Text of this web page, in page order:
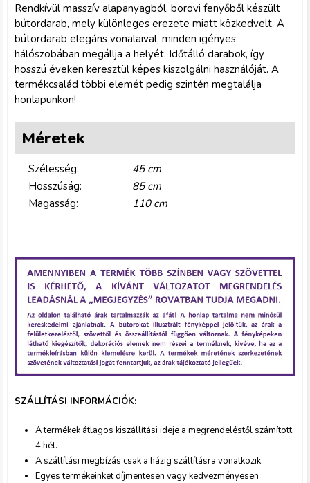
Rendkívül masszív alapanyagból, borovi fenyőből készült
bútordarab, mely különleges erezete miatt közkedvelt. A
bútordarab elegáns vonalaival, minden igényes
hálószobában megállja a helyét. Időtálló darabok, így
hosszú éveken keresztül képes kiszolgálni használóját. A
termékcsalád többi elemét pedig szintén megtalálja
honlapunkon!
Méretek
Szélesség:
45 cm
Hosszúság:
85 cm
Magasság:
110 cm
g
y
k
m
a
t
SZÁLLÍTÁSI INFORMÁCIÓK:
A termékek átlagos kiszállítási ideje a megrendeléstől számított
4 hét.
A szállítási megbízás csak a házig szállításra vonatkozik.
Egyes termékeinket díjmentesen vagy kedvezményesen